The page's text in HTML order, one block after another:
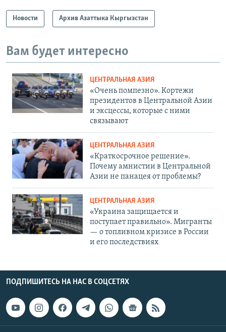
Новости Архив Азаттыка Кыргызстан
Вам будет интересно
ЦЕНТРАЛЬНАЯ АЗИЯ
«Очень помпезно». Кортежи
президентов в Центральной Азии
и эксцессы, которые с ними
связывают
ЦЕНТРАЛЬНАЯ АЗИЯ
«Краткосрочное решение».
Почему амнистии в Центральной
Азии не панацея от проблемы?
ЦЕНТРАЛЬНАЯ АЗИЯ
«Украина защищается и
поступает правильно». Мигранты
— о топливном кризисе в России
и его последствиях
ПОДПИШИТЕСЬ НА НАС В СОЦСЕТЯХ